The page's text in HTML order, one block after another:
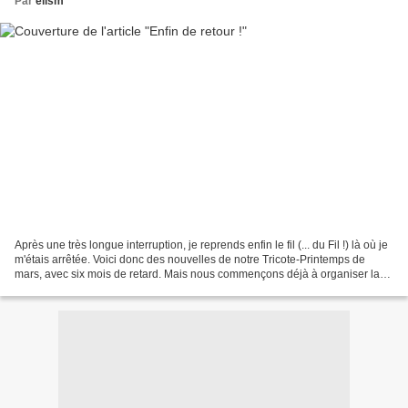
Après une très longue interruption, je reprends enfin le fil (... du Fil !) là où je
m'étais arrêtée. Voici donc des nouvelles de notre Tricote-Printemps de
mars, avec six mois de retard. Mais nous commençons déjà à organiser la